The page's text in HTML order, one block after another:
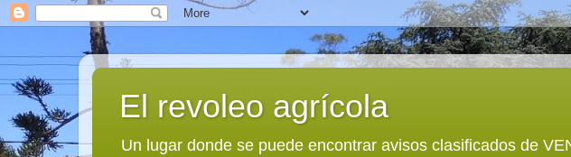
El revoleo agrícola
Un lugar donde se puede encontrar avisos clasificados de